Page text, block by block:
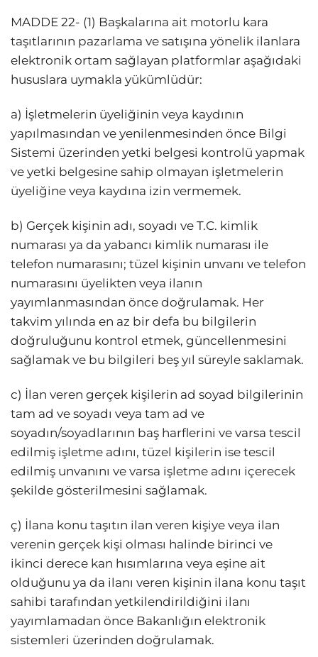
MADDE 22- (1) Başkalarına ait motorlu kara
taşıtlarının pazarlama ve satışına yönelik ilanlara
elektronik ortam sağlayan platformlar aşağıdaki
hususlara uymakla yükümlüdür:
a) İşletmelerin üyeliğinin veya kaydının
yapılmasından ve yenilenmesinden önce Bilgi
Sistemi üzerinden yetki belgesi kontrolü yapmak
ve yetki belgesine sahip olmayan işletmelerin
üyeliğine veya kaydına izin vermemek.
b) Gerçek kişinin adı, soyadı ve T.C. kimlik
numarası ya da yabancı kimlik numarası ile
telefon numarasını; tüzel kişinin unvanı ve telefon
numarasını üyelikten veya ilanın
yayımlanmasından önce doğrulamak. Her
takvim yılında en az bir defa bu bilgilerin
doğruluğunu kontrol etmek, güncellenmesini
sağlamak ve bu bilgileri beş yıl süreyle saklamak.
c) İlan veren gerçek kişilerin ad soyad bilgilerinin
tam ad ve soyadı veya tam ad ve
soyadın/soyadlarının baş harflerini ve varsa tescil
edilmiş işletme adını, tüzel kişilerin ise tescil
edilmiş unvanını ve varsa işletme adını içerecek
şekilde gösterilmesini sağlamak.
ç) İlana konu taşıtın ilan veren kişiye veya ilan
verenin gerçek kişi olması halinde birinci ve
ikinci derece kan hısımlarına veya eşine ait
olduğunu ya da ilanı veren kişinin ilana konu taşıt
sahibi tarafından yetkilendirildiğini ilanı
yayımlamadan önce Bakanlığın elektronik
sistemleri üzerinden doğrulamak.